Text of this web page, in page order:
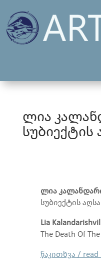
ლია
ლია
სუბიექტის
Lia
The Death Of
წაკითხვა / read